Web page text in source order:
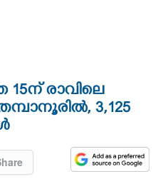
രാവിലെ
3,125